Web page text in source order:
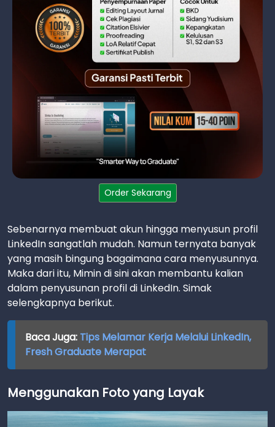
Order Sekarang
Sebenarnya membuat akun hingga menyusun profil
LinkedIn sangatlah mudah. Namun ternyata banyak
yang masih bingung bagaimana cara menyusunnya.
Maka dari itu, Mimin di sini akan membantu kalian
dalam penyusunan profil di LinkedIn. Simak
selengkapnya berikut.
Baca Juga: Tips Melamar Kerja Melalui LinkedIn,
Fresh Graduate Merapat
Menggunakan Foto yang Layak